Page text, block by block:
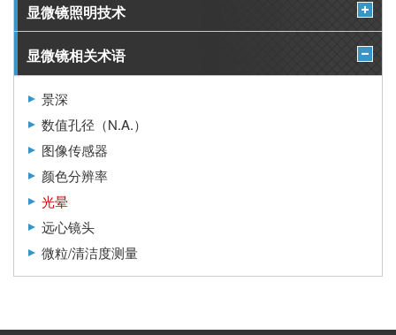
显微镜照明技术
显微镜相关术语
景深
数值孔径（N.A.）
图像传感器
颜色分辨率
光晕
远心镜头
微粒/清洁度测量